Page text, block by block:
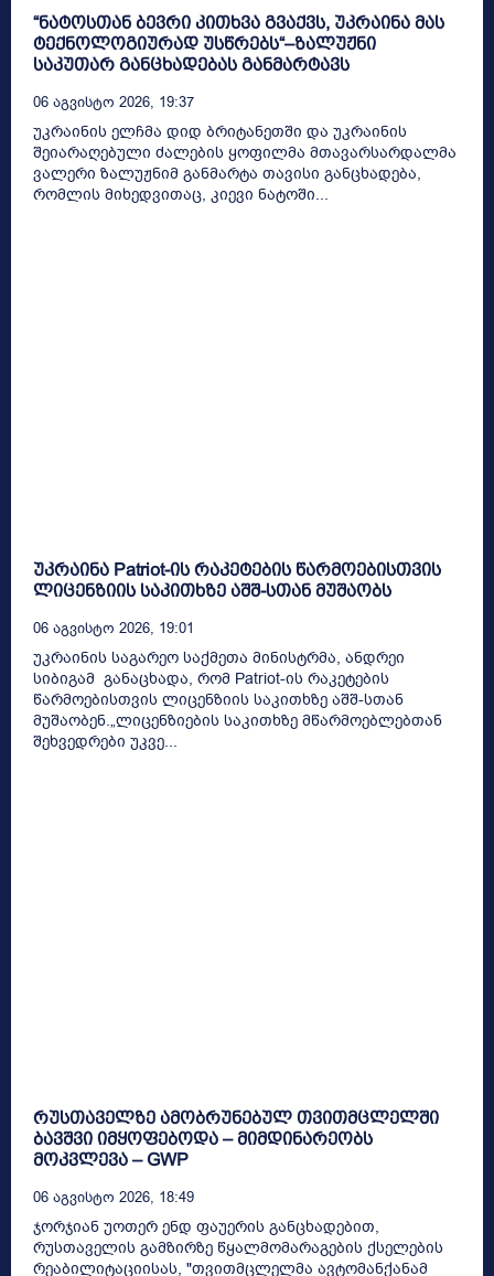
“ნატოსთან ბევრი კითხვა გვაქვს, უკრაინა მას
ტექნოლოგიურად უსწრებს“–ზალუჟნი
საკუთარ განცხადებას განმარტავს
06 Აგვისტო 2026, 19:37
უკრაინის ელჩმა დიდ ბრიტანეთში და უკრაინის
შეიარაღებული ძალების ყოფილმა მთავარსარდალმა
ვალერი ზალუჟნიმ განმარტა თავისი განცხადება,
რომლის მიხედვითაც, კიევი ნატოში...
უკრაინა Patriot-ის რაკეტების წარმოებისთვის
ლიცენზიის საკითხზე აშშ-სთან მუშაობს
06 Აგვისტო 2026, 19:01
უკრაინის საგარეო საქმეთა მინისტრმა, ანდრეი
სიბიგამ განაცხადა, რომ Patriot-ის რაკეტების
წარმოებისთვის ლიცენზიის საკითხზე აშშ-სთან
მუშაობენ.„ლიცენზიების საკითხზე მწარმოებლებთან
შეხვედრები უკვე...
რუსთაველზე ამობრუნებულ თვითმცლელში
ბავშვი იმყოფებოდა – მიმდინარეობს
მოკვლევა – GWP
06 Აგვისტო 2026, 18:49
ჯორჯიან უოთერ ენდ ფაუერის განცხადებით,
რუსთაველის გამზირზე წყალმომარაგების ქსელების
რეაბილიტაციისას, "თვითმცლელმა ავტომანქანამ